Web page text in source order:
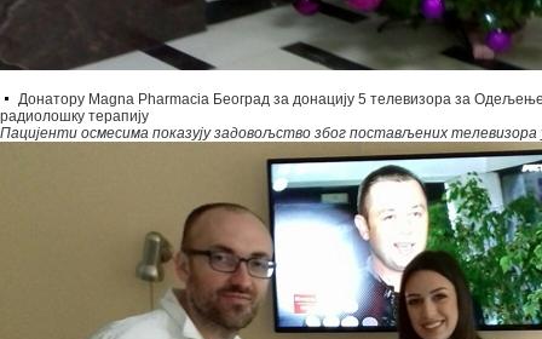
Донатору Magna Pharmacia Београд за донацију 5 телевизора за
радиолошку терапију
Пацијенти осмесима показују задовољство због постављених телевизора